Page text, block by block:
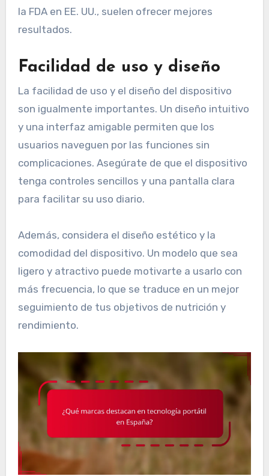
la FDA en EE. UU., suelen ofrecer mejores
resultados.
Facilidad de uso y diseño
La facilidad de uso y el diseño del dispositivo
son igualmente importantes. Un diseño intuitivo
y una interfaz amigable permiten que los
usuarios naveguen por las funciones sin
complicaciones. Asegúrate de que el dispositivo
tenga controles sencillos y una pantalla clara
para facilitar su uso diario.
Además, considera el diseño estético y la
comodidad del dispositivo. Un modelo que sea
ligero y atractivo puede motivarte a usarlo con
más frecuencia, lo que se traduce en un mejor
seguimiento de tus objetivos de nutrición y
rendimiento.